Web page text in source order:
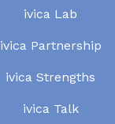
ivica Lab
ivica Partnership
ivica Strengths
ivica Talk